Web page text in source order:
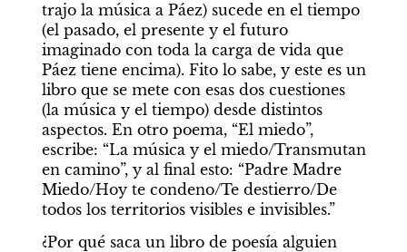
trajo la música a Páez) sucede en el tiempo
(el pasado, el presente y el futuro
imaginado con toda la carga de vida que
Páez tiene encima). Fito lo sabe, y este es un
libro que se mete con esas dos cuestiones
(la música y el tiempo) desde distintos
aspectos. En otro poema, “El miedo”,
escribe: “La música y el miedo/Transmutan
en camino”, y al final esto: “Padre Madre
Miedo/Hoy te condeno/Te destierro/De
todos los territorios visibles e invisibles.”
¿Por qué saca un libro de poesía alguien